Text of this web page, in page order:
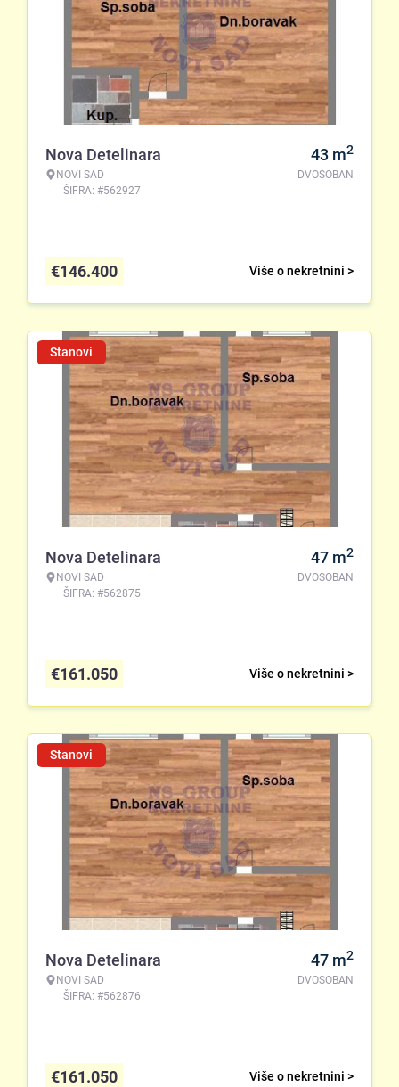
Nova Detelinara
NOVI SAD
ŠIFRA: #562927
43 m2
DVOSOBAN
Više o nekretnini >
€146.400
Stanovi
Nova Detelinara
NOVI SAD
ŠIFRA: #562875
47 m2
DVOSOBAN
Više o nekretnini >
€161.050
Stanovi
Nova Detelinara
NOVI SAD
ŠIFRA: #562876
47 m2
DVOSOBAN
Više o nekretnini >
€161.050